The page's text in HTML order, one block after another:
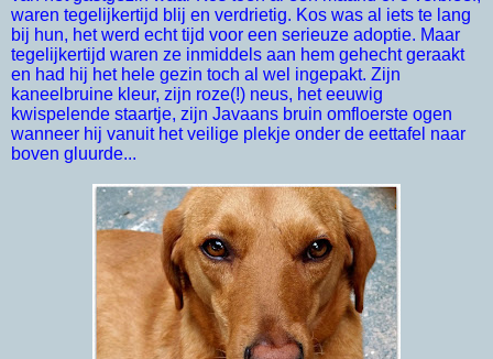
waren tegelijkertijd blij en verdrietig. Kos was al iets te lang
bij hun, het werd echt tijd voor een serieuze adoptie. Maar
tegelijkertijd waren ze inmiddels aan hem gehecht geraakt
en had hij het hele gezin toch al wel ingepakt. Zijn
kaneelbruine kleur, zijn roze(!) neus, het eeuwig
kwispelende staartje, zijn Javaans bruin omfloerste ogen
wanneer hij vanuit het veilige plekje onder de eettafel naar
boven gluurde...